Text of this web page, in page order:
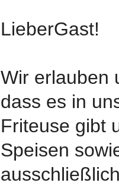
LieberGast!
Wir erlauben
dass es in
Friteuse gibt
Speisen